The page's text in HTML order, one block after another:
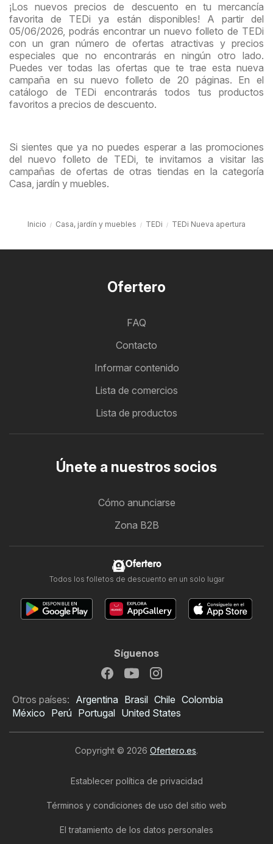
Folleto de TEDi
¡Los nuevos precios de descuento en tu mercancía
favorita de TEDi ya están disponibles! A partir del
05/06/2026, podrás encontrar un nuevo folleto de TEDi
con un gran número de ofertas atractivas y precios
especiales que no encontrarás en ningún otro lado.
Puedes ver todas las ofertas que te trae esta nueva
campaña en su nuevo folleto de 20 páginas. En el
catálogo de TEDi encontrarás todos tus productos
favoritos a precios de descuento.
Si sientes que ya no puedes esperar a las promociones
del nuevo folleto de TEDi, te invitamos a visitar las
campañas de ofertas de otras tiendas en la categoría
Casa, jardín y muebles.
Inicio Casa, jardín y muebles TEDi TEDi Nueva apertura
Ofertero
FAQ
Contacto
Informar contenido
Lista de comercios
Lista de productos
Únete a nuestros socios
Cómo anunciarse
Zona B2B
Ofertero
Todos los folletos de descuento en un solo lugar
Síguenos
Otros países: Argentina Brasil Chile Colombia
México Perú Portugal United States
Copyright © 2026 Ofertero.es.
Establecer política de privacidad
Términos y condiciones de uso del sitio web
El tratamiento de los datos personales